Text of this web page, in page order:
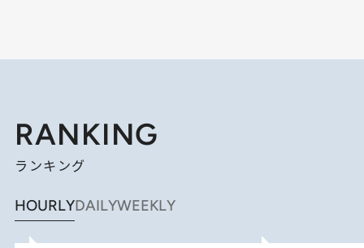
RANKING
ランキング
HOURLYDAILYWEEKLY